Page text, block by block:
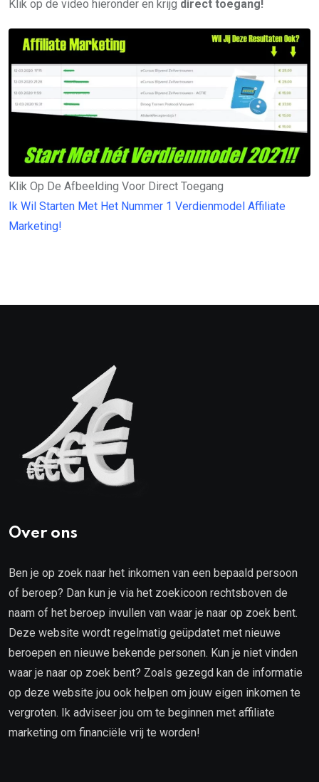
Klik op de video hieronder en krijg direct toegang!
Klik Op De Afbeelding Voor Direct Toegang
Ik Wil Starten Met Het Nummer 1 Verdienmodel Affiliate
Marketing!
Over ons
Ben je op zoek naar het inkomen van een bepaald persoon
of beroep? Dan kun je via het zoekicoon rechtsboven de
naam of het beroep invullen van waar je naar op zoek bent.
Deze website wordt regelmatig geüpdatet met nieuwe
beroepen en nieuwe bekende personen. Kun je niet vinden
waar je naar op zoek bent? Zoals gezegd kan de informatie
op deze website jou ook helpen om jouw eigen inkomen te
vergroten. Ik adviseer jou om te beginnen met affiliate
marketing om financiële vrij te worden!